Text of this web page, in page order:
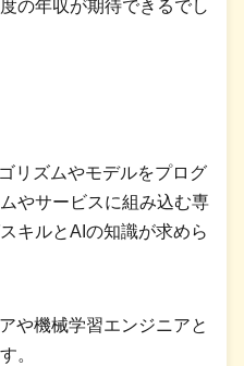
の年収が期待できるでし
リズムやモデルをプログ
やサービスに組み込む専
キルとAIの知識が求めら
や機械学習エンジニアと
。